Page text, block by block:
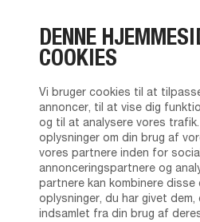
DENNE
COOKIES
Vi bruger cookies til at
annoncer, til at vise dig
og til at analysere vores
oplysninger om din brug af
vores partnere inden for
annonceringspartnere og
partnere kan kombinere disse
oplysninger, du har givet dem,
indsamlet fra din brug af
Om os
Ledelsen
Tvilum tilbyder
Brand Character
News
Kontakt os
Privatlivspolitik
Almindelige salgs- og
Forhandlerliste